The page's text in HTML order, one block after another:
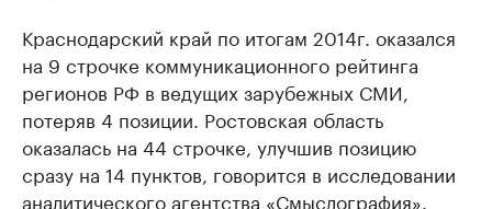
Краснодарский край по итогам 2014г. оказался
на 9 строчке коммуникационного рейтинга
регионов РФ в ведущих зарубежных СМИ,
потеряв 4 позиции. Ростовская область
оказалась на 44 строчке, улучшив позицию
сразу на 14 пунктов, говорится в исследовании
аналитического агентства «Смыслография».